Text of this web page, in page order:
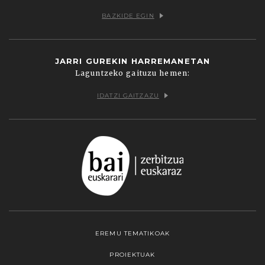
BAZKIDE EGIN
JARRI GUREKIN HARREMANETAN
Laguntzeko gaituzu hemen:
IDATZI GAITZAZU
EREMU TEMATIKOAK
PROIEKTUAK